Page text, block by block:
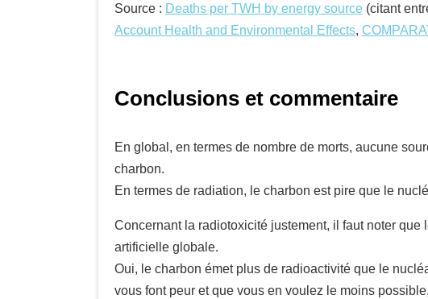
Source : Deaths per TWH by energy source (citant
Account Health and Environmental Effects,
Conclusions et commentaire
En global, en termes de nombre de morts, aucune
charbon.
En termes de radiation, le charbon est pire que le
Concernant la radiotoxicité justement, il faut noter
artificielle globale.
Oui, le charbon émet plus de radioactivité que le
vous font peur et que vous en voulez le moins